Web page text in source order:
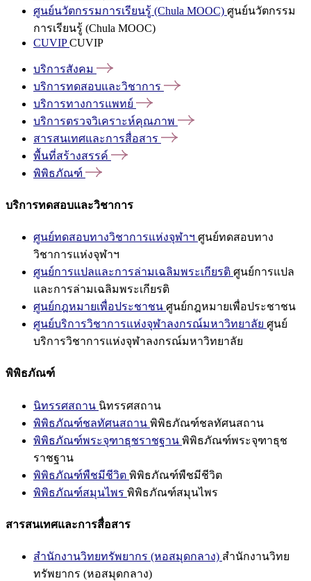
ศูนย์นวัตกรรมการเรียนรู้ (Chula MOOC) ศูนย์นวัตกรรม
การเรียนรู้ (Chula MOOC)
CUVIPCUVIP
บริการสังคม
บริการทดสอบและวิชาการ
บริการทางการแพทย์
บริการตรวจวิเคราะห์คุณภาพ
สารสนเทศและการสื่อสาร
พื้นที่สร้างสรรค์
พิพิธภัณฑ์
บริการทดสอบและวิชาการ
ศูนย์ทดสอบทางวิชาการแห่งจุฬาฯ ศูนย์ทดสอบทาง
วิชาการแห่งจุฬาฯ
ศูนย์การแปลและการล่ามเฉลิมพระเกียรติ ศูนย์การแปล
และการล่ามเฉลิมพระเกียรติ
ศูนย์กฎหมายเพื่อประชาชน ศูนย์กฎหมายเพื่อประชาชน
ศูนย์บริการวิชาการแห่งจุฬาลงกรณ์มหาวิทยาลัย ศูนย์
บริการวิชาการแห่งจุฬาลงกรณ์มหาวิทยาลัย
พิพิธภัณฑ์
นิทรรศสถาน นิทรรศสถาน
พิพิธภัณฑ์ชลทัศนสถาน พิพิธภัณฑ์ชลทัศนสถาน
พิพิธภัณฑ์พระจุฑาธุชราชฐาน พิพิธภัณฑ์พระจุฑาธุช
ราชฐาน
พิพิธภัณฑ์พืชมีชีวิต พิพิธภัณฑ์พืชมีชีวิต
พิพิธภัณฑ์สมุนไพร พิพิธภัณฑ์สมุนไพร
สารสนเทศและการสื่อสาร
สำนักงานวิทยทรัพยากร (หอสมุดกลาง) สำนักงานวิทย
ทรัพยากร (หอสมุดกลาง)